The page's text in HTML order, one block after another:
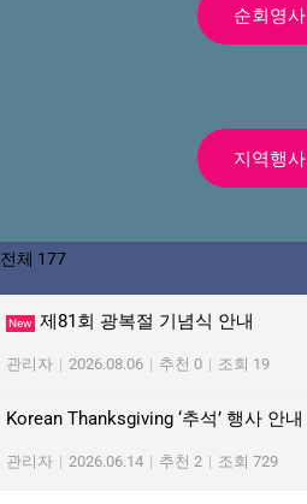
순회영사
지역행사
전체 177
New 제81회 광복절 기념식 안내
관리자 | 2026.08.06 | 추천 0 | 조회 19
Korean Thanksgiving ‘추석’ 행사 안내
관리자 | 2026.06.14 | 추천 2 | 조회 729